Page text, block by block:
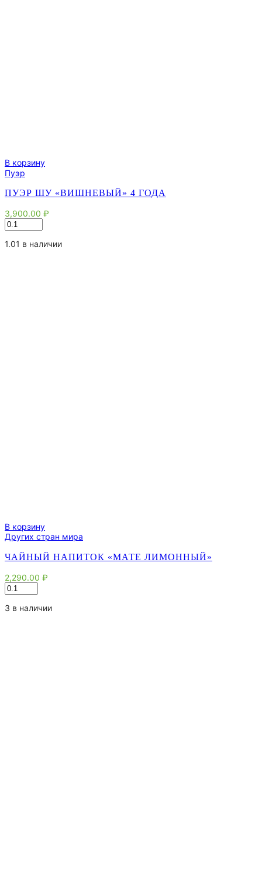
В корзину
Пуэр
ПУЭР ШУ «ВИШНЕВЫЙ» 4 ГОДА
3,900.00 ₽
Количество
товара
Пуэр
1.01 в наличии
В корзину
Других стран мира
ЧАЙНЫЙ НАПИТОК «МАТЕ ЛИМОННЫЙ»
2,290.00 ₽
Количество
товара
Чайный
3 в наличии